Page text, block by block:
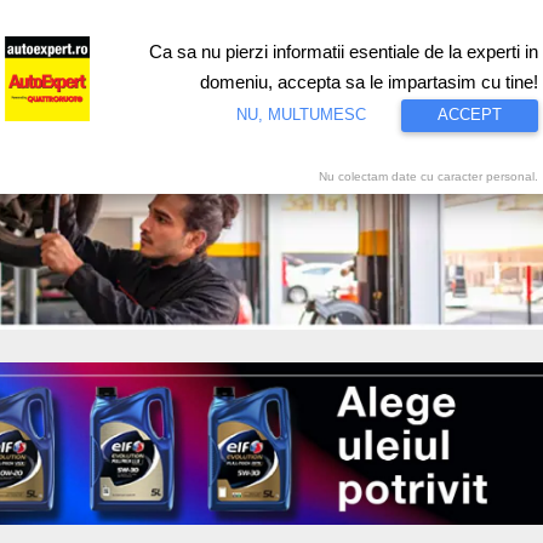
Test drive Motorsport Proiecte speciale Video
Ca sa nu pierzi informatii esentiale de la experti in
domeniu, accepta sa le impartasim cu tine!
NU, MULTUMESC ACCEPT
Nu colectam date cu caracter personal.